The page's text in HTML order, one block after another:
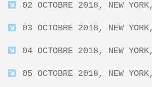
02 OCTOBRE 2018, NEW
03 OCTOBRE 2018, NEW
04 OCTOBRE 2018, NEW
05 OCTOBRE 2018, NEW